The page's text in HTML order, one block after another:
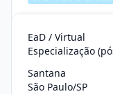
EaD / Virtual
Santana
São Paulo/SP